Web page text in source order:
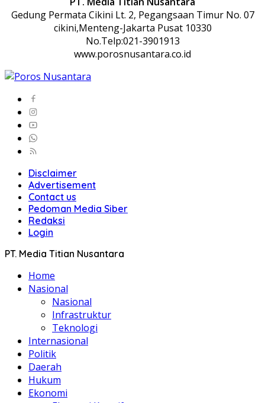
Gedung Permata Cikini Lt. 2, Pegangsaan Timur No. 07
cikini,Menteng-Jakarta Pusat 10330
No.Telp:021-3901913
www.porosnusantara.co.id
Disclaimer
Advertisement
Contact us
Pedoman Media Siber
Redaksi
Login
PT. Media Titian Nusantara
Home
Nasional
Nasional
Infrastruktur
Teknologi
Internasional
Politik
Daerah
Hukum
Ekonomi